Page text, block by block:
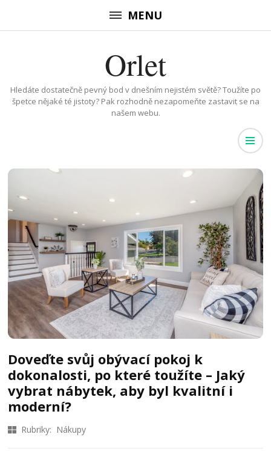
na
MENU
Orlet
Hledáte dostatečně pevný bod v dnešním nejistém světě? Toužíte po
špetce nějaké té jistoty? Pak rozhodně nezapomeňte zastavit se na
našem webu.
Doveďte svůj obývací pokoj k
dokonalosti, po které toužíte – Jaký
vybrat nábytek, aby byl kvalitní i
moderní?
Rubriky: Nákupy